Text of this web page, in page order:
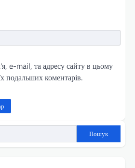
e-mail, та адресу сайту в цьому
подальших коментарів.
Пошук